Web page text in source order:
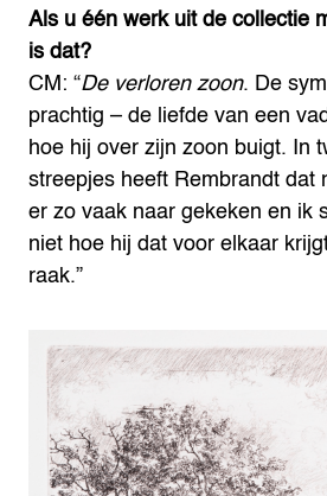
Als u één werk uit de collectie
is dat?
CM: “De verloren zoon. De
prachtig – de liefde van een
hoe hij over zijn zoon buigt. In
streepjes heeft Rembrandt dat
er zo vaak naar gekeken en ik
niet hoe hij dat voor elkaar
raak.”